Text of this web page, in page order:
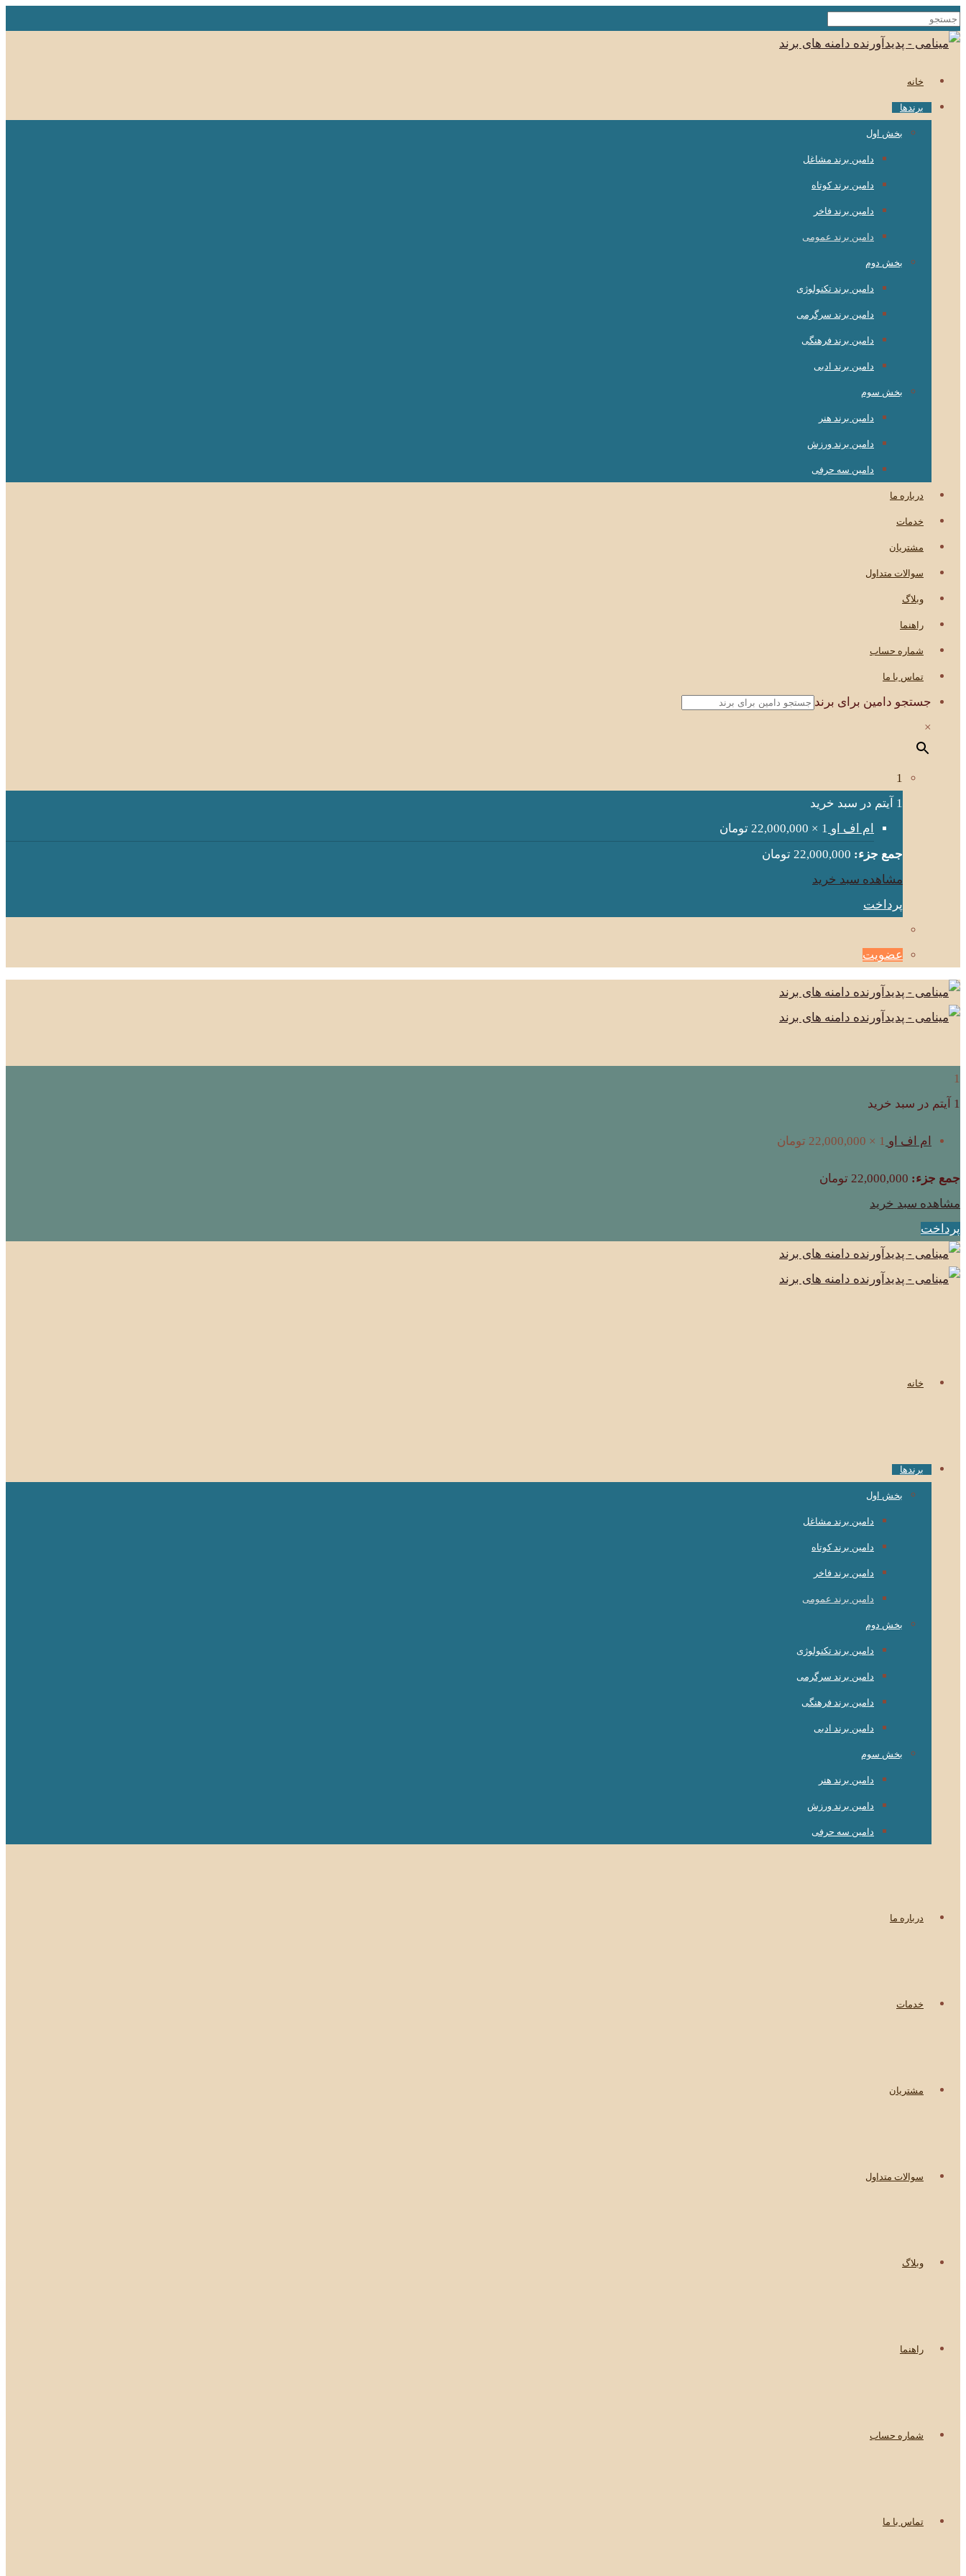
خانه
برندها
بخش اول
دامین برند مشاغل
دامین برند کوتاه
دامین برند فاخر
دامین برند عمومی
بخش دوم
دامین برند تکنولوژی
دامین برند سرگرمی
دامین برند فرهنگی
دامین برند ادبی
بخش سوم
دامین برند هنر
دامین برند ورزش
دامین سه حرفی
درباره ما
خدمات
مشتریان
سوالات متداول
وبلاگ
راهنما
شماره حساب
تماس با ما
جستجو دامین برای برند
×
1
1 آیتم در سبد خرید
ام اف او 1 ×
22,000,000 تومان
جمع جزء: 22,000,000 تومان
مشاهده سبد خرید
پرداخت
عضویت
1
1 آیتم در سبد خرید
ام اف او 1 ×
22,000,000 تومان
جمع جزء: 22,000,000 تومان
مشاهده سبد خرید
پرداخت
خانه
برندها
بخش اول
دامین برند مشاغل
دامین برند کوتاه
دامین برند فاخر
دامین برند عمومی
بخش دوم
دامین برند تکنولوژی
دامین برند سرگرمی
دامین برند فرهنگی
دامین برند ادبی
بخش سوم
دامین برند هنر
دامین برند ورزش
دامین سه حرفی
درباره ما
خدمات
مشتریان
سوالات متداول
وبلاگ
راهنما
شماره حساب
تماس با ما